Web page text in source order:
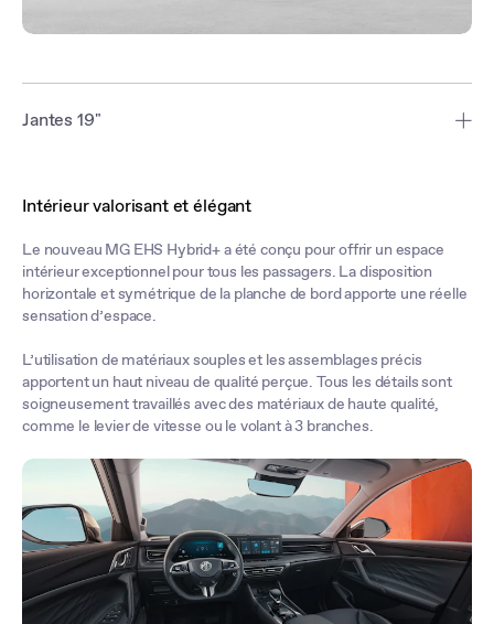
Jantes 19"
élégant.
Intérieur valorisant et élégant
Le nouveau MG EHS Hybrid+ a été conçu pour offrir un espace
intérieur exceptionnel pour tous les passagers. La disposition
horizontale et symétrique de la planche de bord apporte une réelle
sensation d’espace.
L’utilisation de matériaux souples et les assemblages précis
apportent un haut niveau de qualité perçue. Tous les détails sont
soigneusement travaillés avec des matériaux de haute qualité,
comme le levier de vitesse ou le volant à 3 branches.